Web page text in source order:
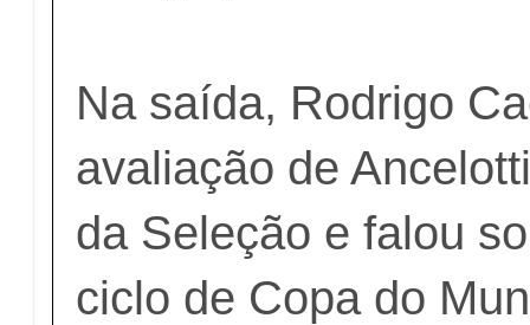
Na saída, Rodrigo
avaliação de
da Seleção e falou
ciclo de Copa do